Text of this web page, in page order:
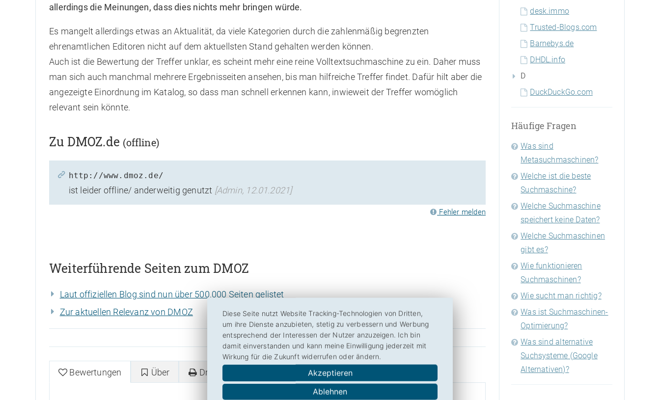
allerdings die Meinungen, dass dies nichts mehr bringen würde.
Es mangelt allerdings etwas an Aktualität, da viele Kategorien durch die zahlenmäßig begrenzten
ehrenamtlichen Editoren nicht auf dem aktuellsten Stand gehalten werden können.
Auch ist die Bewertung der Treffer unklar, es scheint mehr eine reine Volltextsuchmaschine zu ein. Daher muss
man sich auch manchmal mehrere Ergebnisseiten ansehen, bis man hilfreiche Treffer findet. Dafür hilt aber die
angezeigte Einordnung im Katalog, so dass man schnell erkennen kann, inwieweit der Treffer womöglich
relevant sein könnte.
Zu DMOZ.de (offline)
http://www.dmoz.de/
ist leider offline/ anderweitig genutzt [Admin, 12.01.2021]
Fehler melden
Weiterführende Seiten zum DMOZ
Laut offiziellen Blog sind nun über 500.000 Seiten gelistet
Zur aktuellen Relevanz von DMOZ
Bewertungen Über Drucken
desk.immo
Trusted-Blogs.com
Barnebys.de
DHDL.info
D
DuckDuckGo.com
Häufige Fragen
Was sind
Metasuchmaschinen?
Welche ist die beste
Suchmaschine?
Welche Suchmaschine
speichert keine Daten?
Welche Suchmaschinen
gibt es?
Wie funktionieren
Suchmaschinen?
Wie sucht man richtig?
Was ist Suchmaschinen-
Optimierung?
Was sind alternative
Suchsysteme (Google
Alternativen)?
Diese Seite nutzt Website Tracking-Technologien von Dritten,
um ihre Dienste anzubieten, stetig zu verbessern und Werbung
entsprechend der Interessen der Nutzer anzuzeigen. Ich bin
damit einverstanden und kann meine Einwilligung jederzeit mit
Wirkung für die Zukunft widerrufen oder ändern.
Akzeptieren
Ablehnen